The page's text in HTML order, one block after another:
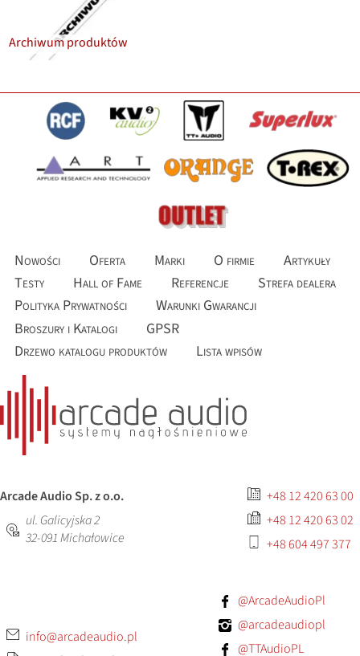
Archiwum produktów
Nowości Oferta Marki O firmie
Artykuły
Testy
Hall of Fame Referencje
Strefa dealera
Polityka Prywatności
Warunki Gwarancji
Broszury i Katalogi
GPSR
Drzewo katalogu produktów
Lista wpisów
Arcade Audio Sp. z o.o.
ul. Galicyjska 2
32-091Michałowice
+48 12 420 63 00
+48 12 420 63 02
+48 604 497 377
info@arcadeaudio.pl
@ArcadeAudioPl
@arcadeaudiopl
@TTAudioPL